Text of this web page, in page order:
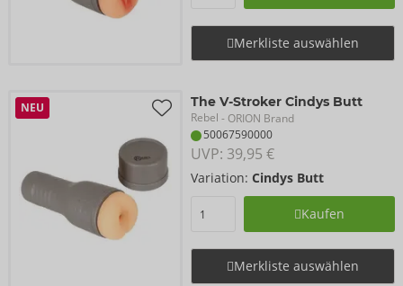
Merkliste auswählen
NEU The V-Stroker Cindys Butt
Rebel - ORION Brand
50067590000
UVP: 39,95 €
Variation: Cindys Butt
Kaufen
Merkliste auswählen